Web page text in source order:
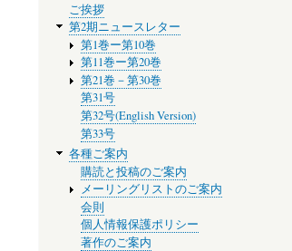
ニ
ュ
ー
ご挨拶
第2期ニュースレター
第1巻ー第10巻
第11巻ー第20巻
第21巻－第30巻
第31号
第32号(English Version)
第33号
各種ご案内
購読と投稿のご案内
メーリングリストのご案内
会則
個人情報保護ポリシー
著作のご案内